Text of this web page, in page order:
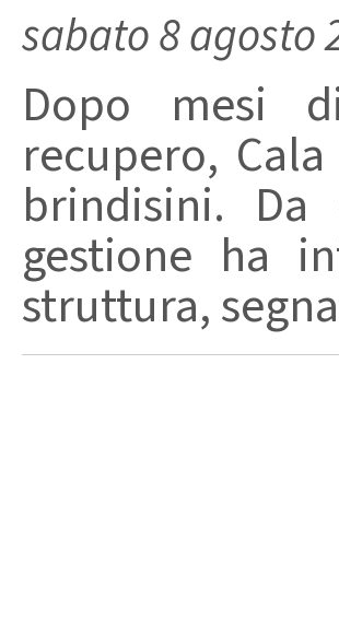
sabato 8 agosto
Dopo mesi
recupero,
brindisini.
gestione ha
struttura,